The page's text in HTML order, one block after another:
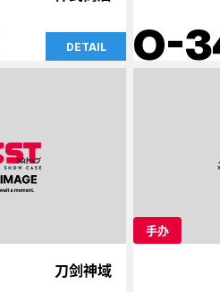
DETAIL O-
刀剑神域
手办